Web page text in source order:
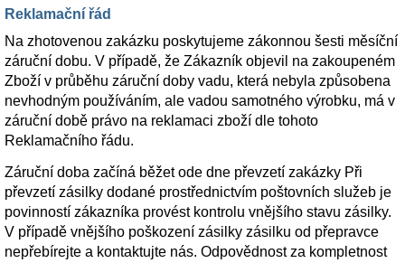
Reklamační řád
Na zhotovenou zakázku poskytujeme zákonnou šesti měsíční
záruční dobu. V případě, že Zákazník objevil na zakoupeném
Zboží v průběhu záruční doby vadu, která nebyla způsobena
nevhodným používáním, ale vadou samotného výrobku, má v
záruční době právo na reklamaci zboží dle tohoto
Reklamačního řádu.
Záruční doba začíná běžet ode dne převzetí zakázky Při
převzetí zásilky dodané prostřednictvím poštovních služeb je
povinností zákazníka provést kontrolu vnějšího stavu zásilky.
V případě vnějšího poškození zásilky zásilku od přepravce
nepřebírejte a kontaktujte nás. Odpovědnost za kompletnost